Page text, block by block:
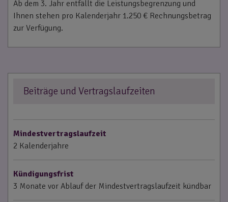
Ab dem 3. Jahr entfällt die Leistungsbegrenzung und
Ihnen stehen pro Kalenderjahr 1.250 € Rechnungsbetrag
zur Verfügung.
Beiträge und Vertragslaufzeiten
Mindestvertragslaufzeit
2 Kalenderjahre
Kündigungsfrist
3 Monate vor Ablauf der Mindestvertragslaufzeit kündbar